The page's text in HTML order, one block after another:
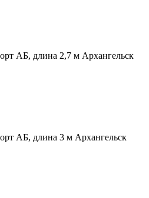
АБ, длина 2,7 м Архангельск
АБ, длина 3 м Архангельск